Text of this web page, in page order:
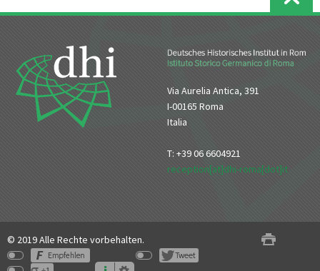
Via Aurelia Antica, 391
I-00165 Roma
Italia
T: +39 06 6604921
reception[at]dhi-roma[dot]it
© 2019 Alle Rechte vorbehalten.